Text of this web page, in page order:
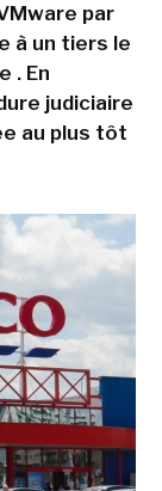
par
à un tiers le
. En
judiciaire
au plus tôt